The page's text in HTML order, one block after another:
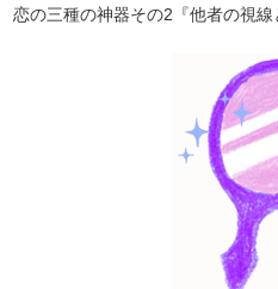
恋の三種の神器その2『他者の視線